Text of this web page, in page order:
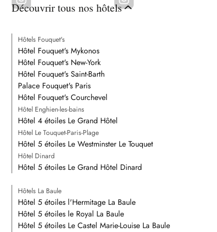
Découvrir tous nos hôtels
Hôtels Fouquet's
Hôtel Fouquet's Mykonos
Hôtel Fouquet's New-York
Hôtel Fouquet's Saint-Barth
Palace Fouquet's Paris
Hôtel Fouquet's Courchevel
Hôtel Enghien-les-bains
Hôtel 4 étoiles Le Grand Hôtel
Hôtel Le Touquet-Paris-Plage
Hôtel 5 étoiles Le Westminster Le Touquet
Hôtel Dinard
Hôtel 5 étoiles Le Grand Hôtel Dinard
Hôtels La Baule
Hôtel 5 étoiles l'Hermitage La Baule
Hôtel 5 étoiles le Royal La Baule
Hôtel 5 étoiles Le Castel Marie-Louise La Baule